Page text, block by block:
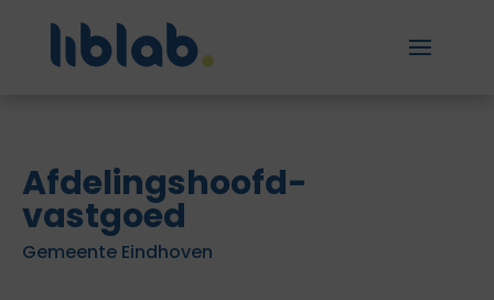
Afdelingshoofd-
vastgoed
Gemeente Eindhoven